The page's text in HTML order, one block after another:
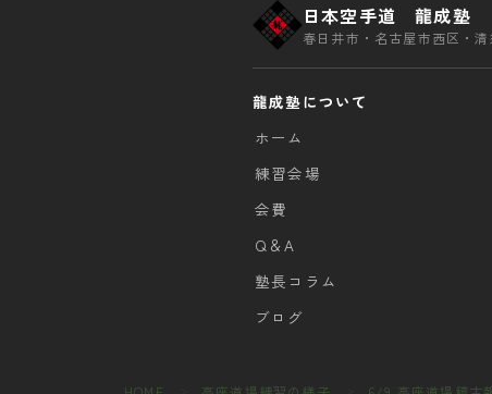
日本空手道 龍成塾
春日井市・名古屋市西区・
龍成塾について
ホーム
練習会場
会費
Q＆A
塾長コラム
ブログ